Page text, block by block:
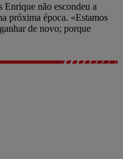
não escondeu a
próxima época. «Estamos
de novo; porque